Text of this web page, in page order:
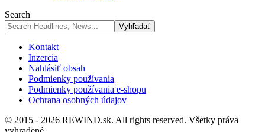
Search
Kontakt
Inzercia
Nahlásiť obsah
Podmienky používania
Podmienky používania e-shopu
Ochrana osobných údajov
© 2015 - 2026 REWIND.sk. All rights reserved. Všetky práva